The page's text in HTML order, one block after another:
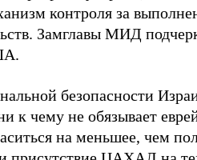
контроля за
Замглавы МИД
безопасности
к чему не обязывает
на меньшее, чем